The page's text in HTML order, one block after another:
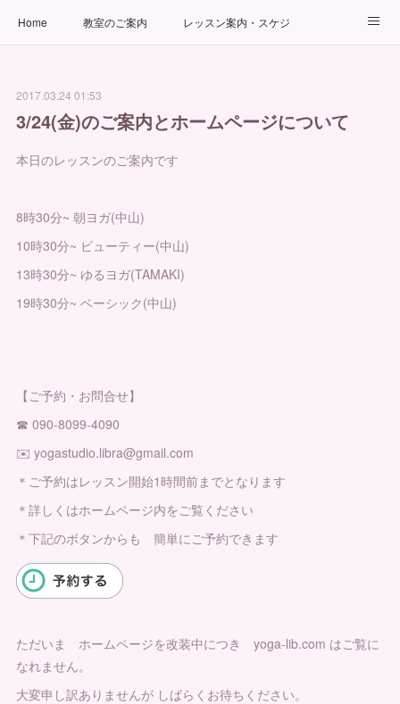
Home 教室のご案内 レッスン案内・スケジュール
出張ヨガ教室
2017.03.24 01:53
3/24(金)のご案内とホームページについて
本日のレッスンのご案内です
8時30分~ 朝ヨガ(中山)
10時30分~ ビューティー(中山)
13時30分~ ゆるヨガ(TAMAKI)
19時30分~ ベーシック(中山)
【ご予約・お問合せ】
☎︎ 090-8099-4090
✉️ yogastudio.libra@gmail.com
＊ご予約はレッスン開始1時間前までとなります
＊詳しくはホームページ内をご覧ください
＊下記のボタンからも 簡単にご予約できます
ただいま ホームページを改装中につき yoga-lib.com はご覧に
なれません。
大変申し訳ありませんが しばらくお待ちください。